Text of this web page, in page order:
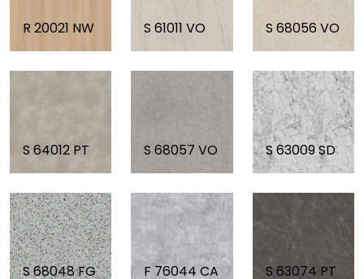
R 20021 NW S 61011 VO S 68056 VO
S 64012 PT S 68057 VO S 63009 SD
S 68048 FG F 76044 CA S 63074 PT